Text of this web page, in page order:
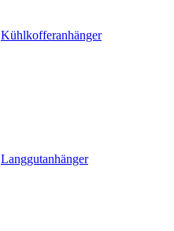
Kühlkofferanhänger
Langgutanhänger